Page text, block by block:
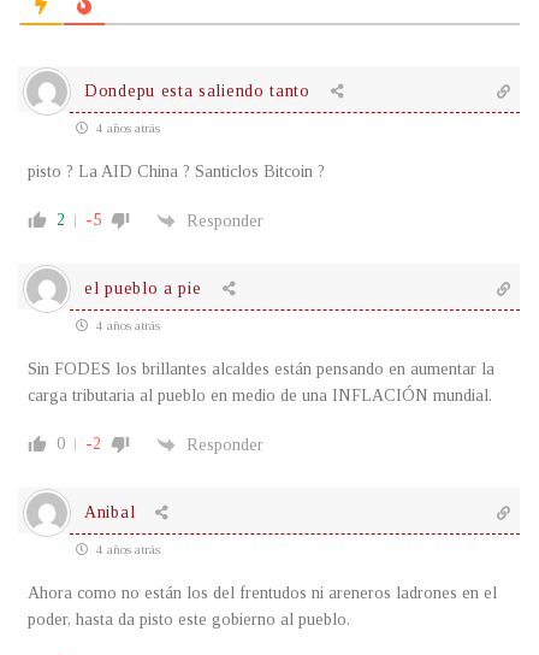
Dondepu esta saliendo tanto
4 años atrás
pisto ? La AID China ? Santiclos Bitcoin ?
2 -5 Responder
el pueblo a pie
4 años atrás
Sin FODES los brillantes alcaldes están pensando en aumentar la
carga tributaria al pueblo en medio de una INFLACIÓN mundial.
0 -2 Responder
Anibal
4 años atrás
Ahora como no están los del frentudos ni areneros ladrones en el
poder, hasta da pisto este gobierno al pueblo.